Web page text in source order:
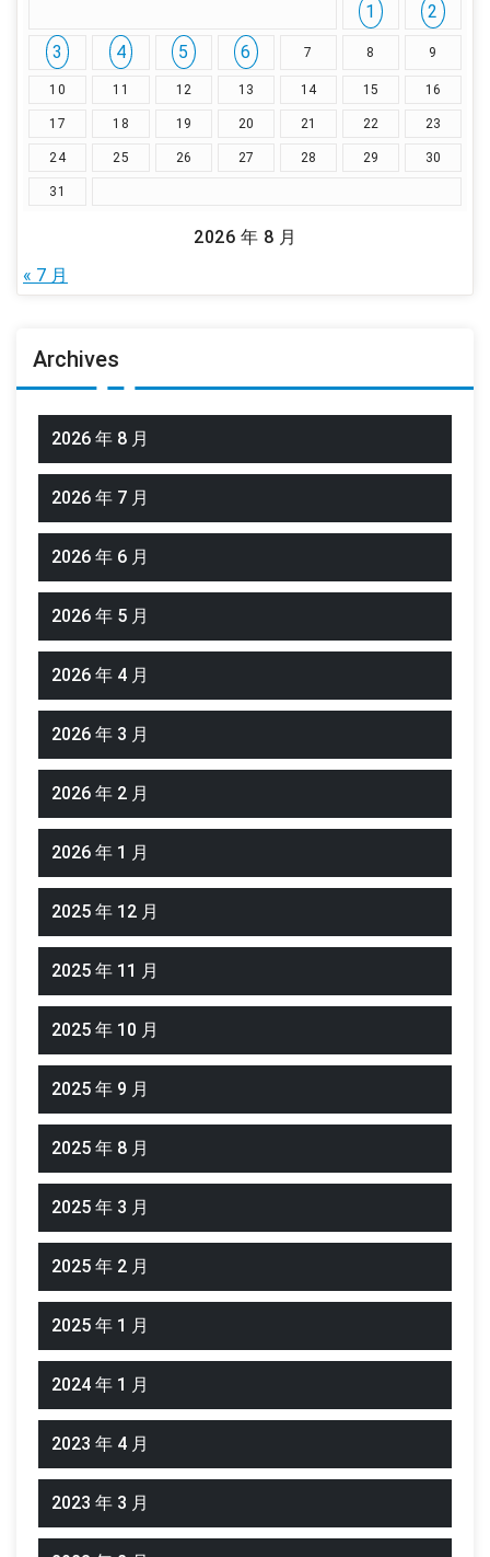
2026 年 8 月
1
2
3
4 5 6 7 8 9
10 11 12 13 14 15 16
17 18 19 20 21 22 23
24 25 26 27 28 29 30
31
« 7 月
Archives
2026 年 8 月
2026 年 7 月
2026 年 6 月
2026 年 5 月
2026 年 4 月
2026 年 3 月
2026 年 2 月
2026 年 1 月
2025 年 12 月
2025 年 11 月
2025 年 10 月
2025 年 9 月
2025 年 8 月
2025 年 3 月
2025 年 2 月
2025 年 1 月
2024 年 1 月
2023 年 4 月
2023 年 3 月